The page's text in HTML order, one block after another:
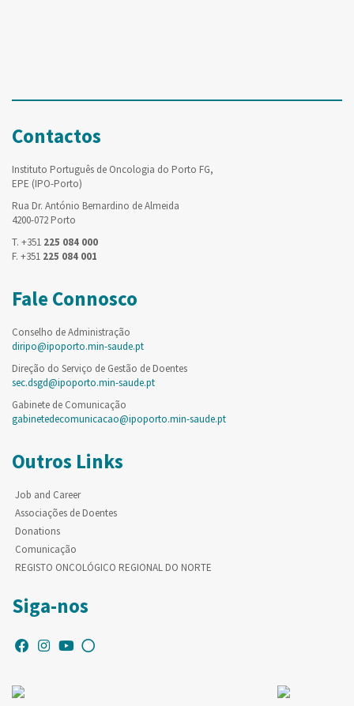
Contactos
Instituto Português de Oncologia do Porto FG,
EPE (IPO-Porto)
Rua Dr. António Bernardino de Almeida
4200-072 Porto
T. +351 225 084 000
F. +351 225 084 001
Fale Connosco
Conselho de Administração
diripo@ipoporto.min-saude.pt
Direção do Serviço de Gestão de Doentes
sec.dsgd@ipoporto.min-saude.pt
Gabinete de Comunicação
gabinetedecomunicacao@ipoporto.min-saude.pt
Outros Links
Job and Career
Associações de Doentes
Donations
Comunicação
REGISTO ONCOLÓGICO REGIONAL DO NORTE
Siga-nos